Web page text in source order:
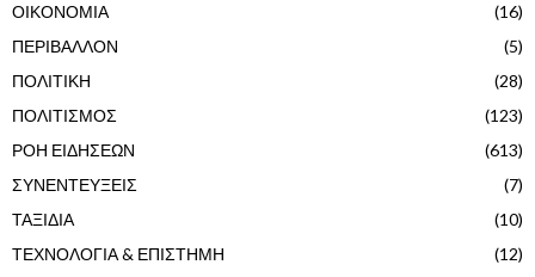
ΟΙΚΟΝΟΜΙΑ
(16)
ΠΕΡΙΒΑΛΛΟΝ
(5)
ΠΟΛΙΤΙΚΗ
(28)
ΠΟΛΙΤΙΣΜΟΣ
(123)
ΡΟΗ ΕΙΔΗΣΕΩΝ
(613)
ΣΥΝΕΝΤΕΥΞΕΙΣ
(7)
ΤΑΞΙΔΙΑ
(10)
ΤΕΧΝΟΛΟΓΙΑ & ΕΠΙΣΤΗΜΗ
(12)